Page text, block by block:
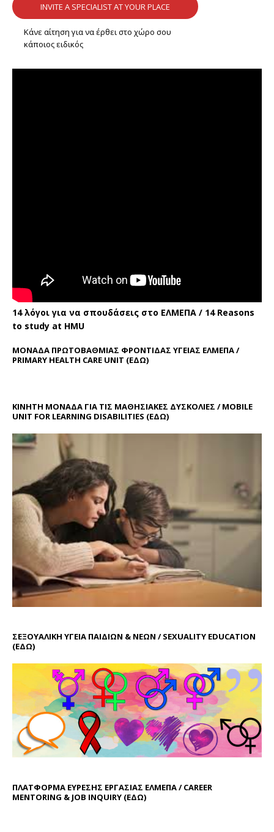
INVITE A SPECIALIST AT YOUR PLACE
Κάνε αίτηση για να έρθει στο χώρο σου
κάποιος ειδικός
14 λόγοι για να σπουδάσεις στο ΕΛΜΕΠΑ / 14 Reasons
to study at HMU
ΜΟΝΑΔΑ ΠΡΩΤΟΒΑΘΜΙΑΣ ΦΡΟΝΤΙΔΑΣ ΥΓΕΙΑΣ ΕΛΜΕΠΑ /
PRIMARY HEALTH CARE UNIT (ΕΔΩ)
ΚΙΝΗΤΗ ΜΟΝΑΔΑ ΓΙΑ ΤΙΣ ΜΑΘΗΣΙΑΚΕΣ ΔΥΣΚΟΛΙΕΣ / MOBILE
UNIT FOR LEARNING DISABILITIES (ΕΔΩ)
ΣΕΞΟΥΑΛΙΚΗ ΥΓΕΙΑ ΠΑΙΔΙΩΝ & ΝΕΩΝ / SEXUALITY EDUCATION
(ΕΔΩ)
ΠΛΑΤΦΟΡΜΑ ΕΥΡΕΣΗΣ ΕΡΓΑΣΙΑΣ ΕΛΜΕΠΑ / CAREER
MENTORING & JOB INQUIRY (ΕΔΩ)